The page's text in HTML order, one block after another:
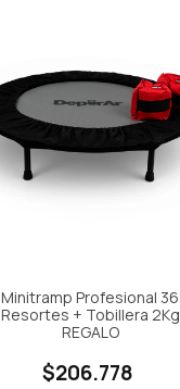
Minitramp Profesional 36
Resortes + Tobillera 2Kg
REGALO
$206.778